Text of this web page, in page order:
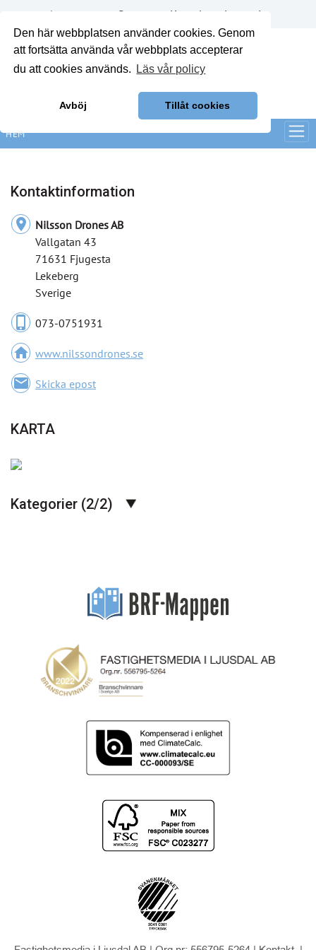
Den här webbplatsen använder cookies. Genom
att fortsätta använda vår webbplats accepterar
du att cookies används.
Läs vår policy
Avböj Tillåt cookies
Annonsera Om oss Kontakt Logga in
HEM
Kontaktinformation
location_on Nilsson Drones AB
Vallgatan 43
71631 Fjugesta
Lekeberg
Sverige
phone_iphone 073-0751931
home www.nilssondrones.se
email Skicka epost
KARTA
Kategorier (2/2)